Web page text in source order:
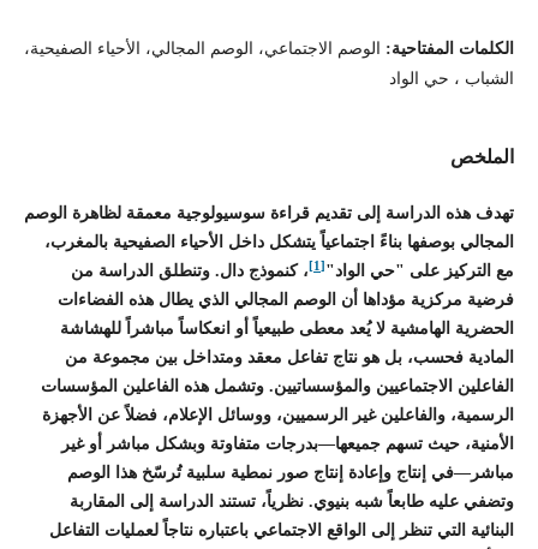
الكلمات المفتاحية:
الوصم الاجتماعي، الوصم المجالي، الأحياء الصفيحية،
الشباب ، حي الواد
الملخص
تهدف هذه الدراسة إلى تقديم قراءة سوسيولوجية معمقة لظاهرة الوصم
المجالي بوصفها بناءً اجتماعياً يتشكل داخل الأحياء الصفيحية بالمغرب،
مع التركيز على "حي الواد" [1]
، كنموذج دال. وتنطلق الدراسة من
فرضية مركزية مؤداها أن الوصم المجالي الذي يطال هذه الفضاءات
الحضرية الهامشية لا يُعد معطى طبيعياً أو انعكاساً مباشراً للهشاشة
المادية فحسب، بل هو نتاج تفاعل معقد ومتداخل بين مجموعة من
الفاعلين الاجتماعيين والمؤسساتيين. وتشمل هذه الفاعلين المؤسسات
الرسمية، والفاعلين غير الرسميين، ووسائل الإعلام، فضلاً عن الأجهزة
الأمنية، حيث تسهم جميعها—بدرجات متفاوتة وبشكل مباشر أو غير
مباشر—في إنتاج وإعادة إنتاج صور نمطية سلبية تُرسّخ هذا الوصم
وتضفي عليه طابعاً شبه بنيوي. نظرياً، تستند الدراسة إلى المقاربة
البنائية التي تنظر إلى الواقع الاجتماعي باعتباره نتاجاً لعمليات التفاعل